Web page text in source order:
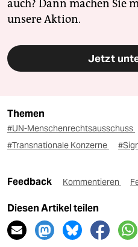
auch? Dann machen Sie
unsere Aktion.
Jetzt
Themen
#UN-Menschenrechtsausschuss
#Transnationale Konzerne
Feedback Kommentieren
Diesen Artikel teilen